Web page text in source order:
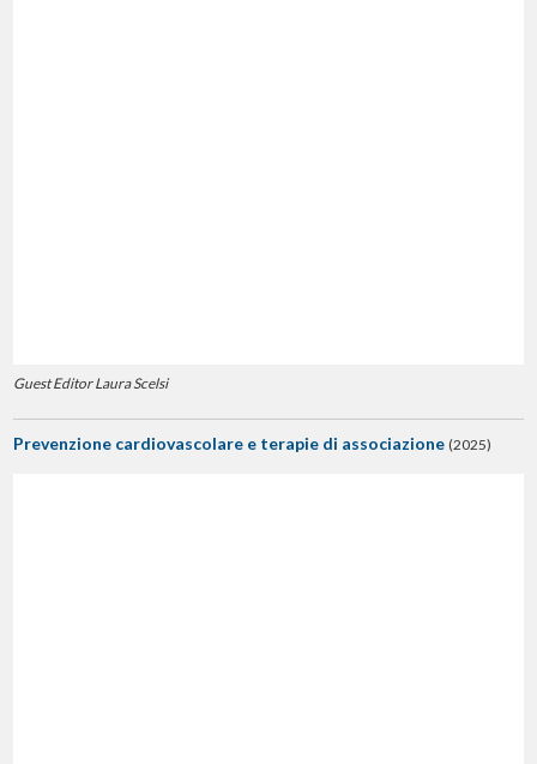
Guest Editor Laura Scelsi
Prevenzione cardiovascolare e terapie di associazione (2025)